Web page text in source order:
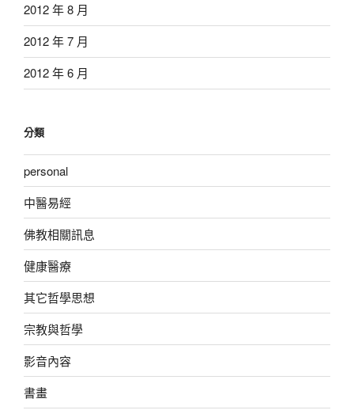
2012 年 8 月
2012 年 7 月
2012 年 6 月
分類
personal
中醫易經
佛教相關訊息
健康醫療
其它哲學思想
宗教與哲學
影音內容
書畫